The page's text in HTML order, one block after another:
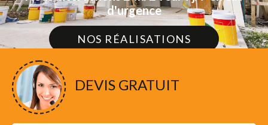
d'urgence
NOS RÉALISATIONS
DEVIS GRATUIT